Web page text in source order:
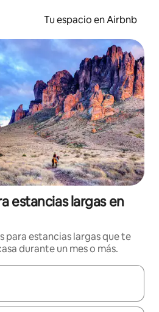
Tu espacio en Airbnb
estancias largas en
para estancias largas que te
durante un mes o más.
disponibles, podrás navegar